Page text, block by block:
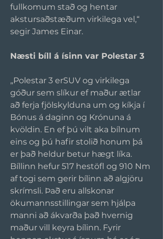
fullkomum stað og hentar
akstursaðstæðum virkilega vel,“
segir James Einar.
Næsti bíll á ísinn var Polestar 3
„Polestar 3 erSUV og virkilega
góður sem slíkur ef maður ætlar
að ferja fjölskylduna um og kíkja í
Bónus á daginn og Krónuna á
kvöldin. En ef þú vilt aka bílnum
eins og þú hafir stolið honum þá
er það heldur betur hægt líka.
Bíllinn hefur 517 hestöfl og 910 Nm
af togi sem gerir bílinn að algjöru
skrímsli. Það eru allskonar
ökumannsstillingar sem hjálpa
manni að ákvarða það hvernig
maður vill keyra bílinn. Fyrir